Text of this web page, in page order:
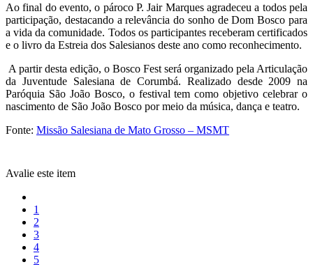
Ao final do evento, o pároco P. Jair Marques agradeceu a todos pela
participação, destacando a relevância do sonho de Dom Bosco para
a vida da comunidade. Todos os participantes receberam certificados
e o livro da Estreia dos Salesianos deste ano como reconhecimento.
A partir desta edição, o Bosco Fest será organizado pela Articulação
da Juventude Salesiana de Corumbá. Realizado desde 2009 na
Paróquia São João Bosco, o festival tem como objetivo celebrar o
nascimento de São João Bosco por meio da música, dança e teatro.
Fonte: Missão Salesiana de Mato Grosso – MSMT
Avalie este item
1
2
3
4
5